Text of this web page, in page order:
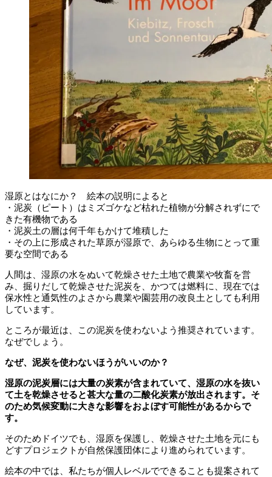
湿原とはなにか？ 絵本の説明によると
・泥炭（ピート）はミズゴケなど枯れた植物が分解されずにで
きた有機物である
・泥炭土の層は何千年もかけて堆積した
・その上に形成された草原が湿原で、あらゆる生物にとって重
要な空間である
人間は、湿原の水をぬいて乾燥させた土地で農業や牧畜を営
み、掘りだして乾燥させた泥炭を、かつては燃料に、現在では
保水性と通気性のよさから農業や園芸用の改良土としても利用
しています。
ところが最近は、この泥炭を使わないよう推奨されています。
なぜでしょう。
なぜ、泥炭を使わないほうがいいのか？
湿原の泥炭層には大量の炭素が含まれていて、湿原の水を抜い
て土を乾燥させると甚大な量の二酸化炭素が放出されます。そ
のため気候変動に大きな影響をおよぼす可能性があるからで
す。
そのためドイツでも、湿原を保護し、乾燥させた土地を元にも
どすプロジェクトが自然保護団体により進められています。
絵本の中では、私たちが個人レベルでできることも提案されて